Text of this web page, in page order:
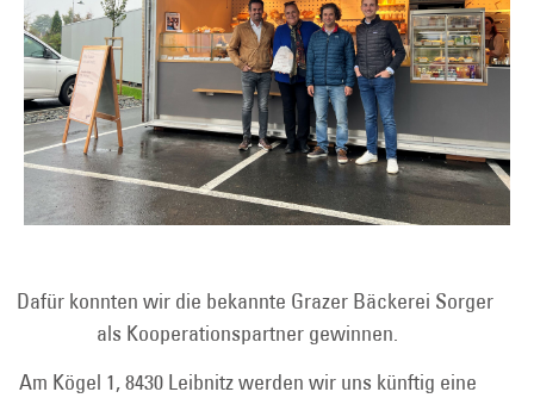
Dafür konnten wir die bekannte Grazer Bäckerei Sorger
als Kooperationspartner gewinnen.
Am Kögel 1, 8430 Leibnitz werden wir uns künftig eine